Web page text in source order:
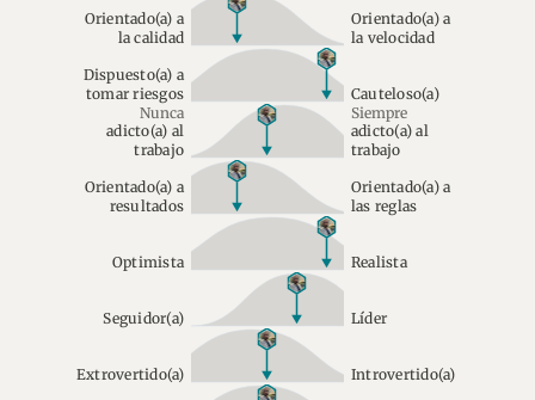
Orientado(a) a
la calidad
Orientado(a) a
la velocidad
Dispuesto(a) a
tomar riesgos
Cauteloso(a)
Nunca
adicto(a) al
trabajo
Siempre
adicto(a) al
trabajo
Orientado(a) a
resultados
Orientado(a) a
las reglas
Optimista Realista
Seguidor(a) Líder
Extrovertido(a) Introvertido(a)